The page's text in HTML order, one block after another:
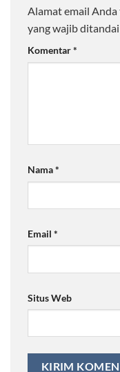
Alamat email
yang wajib ditandai
Komentar*
Nama*
Email *
Situs Web